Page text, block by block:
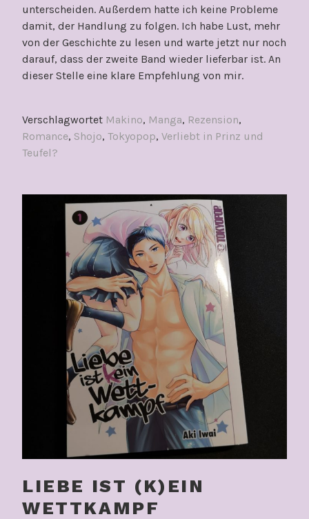
unterscheiden. Außerdem hatte ich keine Probleme
damit, der Handlung zu folgen. Ich habe Lust, mehr
von der Geschichte zu lesen und warte jetzt nur noch
darauf, dass der zweite Band wieder lieferbar ist. An
dieser Stelle eine klare Empfehlung von mir.
Verschlagwortet Makino, Manga, Rezension,
Romance, Shojo, Tokyopop, Verliebt in Prinz und
Teufel?
LIEBE IST (K)EIN
WETTKAMPF